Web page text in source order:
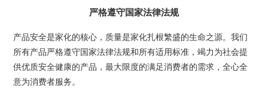
严格遵守国家法律法规
产品安全是家化的核心，质量是家化扎根繁盛的生命之源。我们
所有产品严格遵守国家法律法规和所有适用标准，竭力为社会提
供优质安全健康的产品，最大限度的满足消费者的需求，全心全
意为消费者服务。